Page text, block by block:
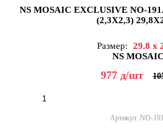
NS MOSAIC EXCLUSIVE NO-
(2,3X2,3)
Размер:
29.8 x
NS MOSAIC
977 д/шт
Артикул: NO-